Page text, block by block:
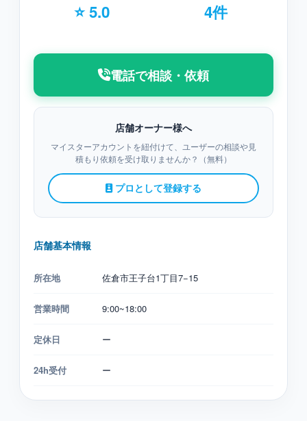
⭐ 5.0 4件
電話で相談・依頼
店舗オーナー様へ
マイスターアカウントを紐付けて、ユーザーの相談や見
積もり依頼を受け取りませんか？（無料）
プロとして登録する
店舗基本情報
所在地 佐倉市王子台1丁目7−15
営業時間 9:00~18:00
定休日 ー
24h受付 ー